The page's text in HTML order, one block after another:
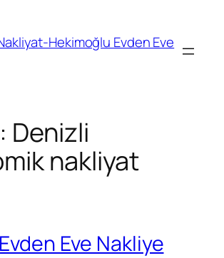
Hekimoğlu Evden Eve
Denizli
nakliyat
Eve Nakliye